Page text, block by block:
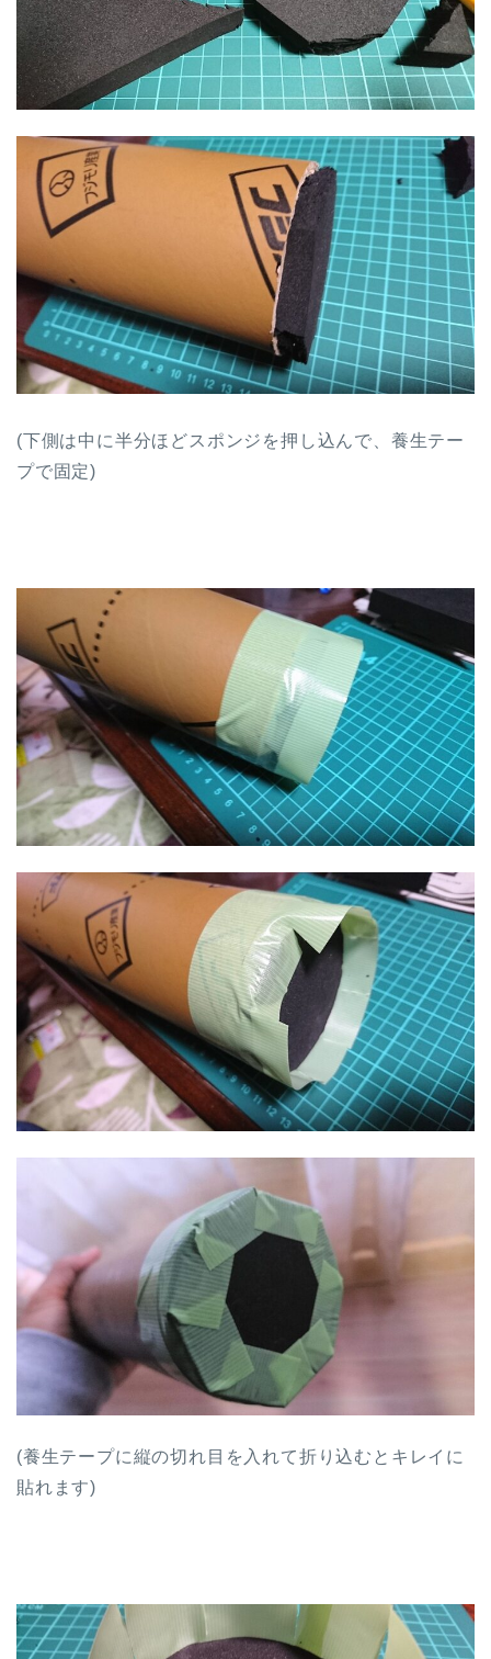
(下側は中に半分ほどスポンジを押し込んで、養生テー
プで固定)
(養生テープに縦の切れ目を入れて折り込むとキレイに
貼れます)